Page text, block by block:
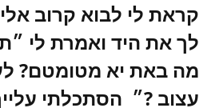
קראת לי לבוא קרוב
לך את היד ואמרת לי
מה באת יא מטומטם?
עצוב ?״ הסתכלתי